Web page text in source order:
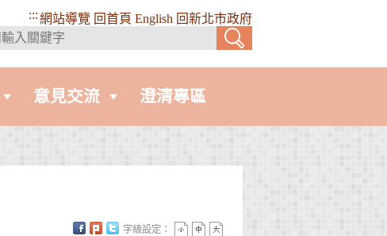
:::網站導覽 回首頁 English 回新北市政府
意見交流 澄清專區
字級設定：